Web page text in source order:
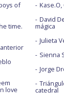
of
time.
love
David
mágica
Julieta
Sienna
Jorge
catedral